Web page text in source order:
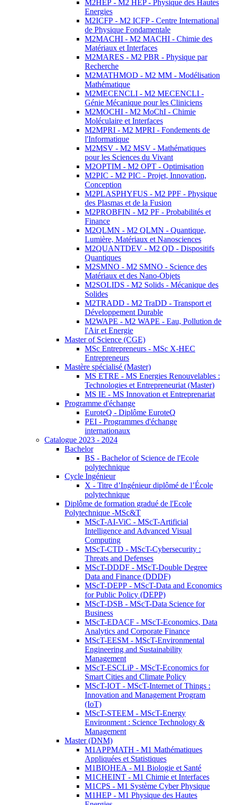
M2HEP - M2 HEP - Physique des Hautes
Energies
M2ICFP - M2 ICFP - Centre International
de Physique Fondamentale
M2MACHI - M2 MACHI - Chimie des
Matériaux et Interfaces
M2MARES - M2 PBR - Physique par
Recherche
M2MATHMOD - M2 MM - Modélisation
Mathématique
M2MECENCLI - M2 MECENCLI -
Génie Mécanique pour les Cliniciens
M2MOCHI - M2 MoChI - Chimie
Moléculaire et Interfaces
M2MPRI - M2 MPRI - Fondements de
l'Informatique
M2MSV - M2 MSV - Mathématiques
pour les Sciences du Vivant
M2OPTIM - M2 OPT - Optimisation
M2PIC - M2 PIC - Projet, Innovation,
Conception
M2PLASPHYFUS - M2 PPF - Physique
des Plasmas et de la Fusion
M2PROBFIN - M2 PF - Probabilités et
Finance
M2QLMN - M2 QLMN - Quantique,
Lumière, Matériaux et Nanosciences
M2QUANTDEV - M2 QD - Dispositifs
Quantiques
M2SMNO - M2 SMNO - Science des
Matériaux et des Nano-Objets
M2SOLIDS - M2 Solids - Mécanique des
Solides
M2TRADD - M2 TraDD - Transport et
Développement Durable
M2WAPE - M2 WAPE - Eau, Pollution de
l'Air et Energie
Master of Science (CGE)
MSc Entrepreneurs - MSc X-HEC
Entrepreneurs
Mastère spécialisé (Master)
MS ETRE - MS Energies Renouvelables :
Technologies et Entrepreneuriat (Master)
MS IE - MS Innovation et Entreprenariat
Programme d'échange
EuroteQ - Diplôme EuroteQ
PEI - Programmes d'échange
internationaux
Catalogue 2023 - 2024
Bachelor
BS - Bachelor of Science de l'Ecole
polytechnique
Cycle Ingénieur
X - Titre d’Ingénieur diplômé de l’École
polytechnique
Diplôme de formation gradué de l'Ecole
Polytechnique -MSc&T
MScT-AI-ViC - MScT-Artificial
Intelligence and Advanced Visual
Computing
MScT-CTD - MScT-Cybersecurity :
Threats and Defenses
MScT-DDDF - MScT-Double Degree
Data and Finance (DDDF)
MScT-DEPP - MScT-Data and Economics
for Public Policy (DEPP)
MScT-DSB - MScT-Data Science for
Business
MScT-EDACF - MScT-Economics, Data
Analytics and Corporate Finance
MScT-EESM - MScT-Environmental
Engineering and Sustainability
Management
MScT-ESCLiP - MScT-Economics for
Smart Cities and Climate Policy
MScT-IOT - MScT-Internet of Things :
Innovation and Management Program
(IoT)
MScT-STEEM - MScT-Energy
Environment : Science Technology &
Management
Master (DNM)
M1APPMATH - M1 Mathématiques
Appliquées et Statistiques
M1BIOHEA - M1 Biologie et Santé
M1CHEINT - M1 Chimie et Interfaces
M1CPS - M1 Système Cyber Physique
M1HEP - M1 Physique des Hautes